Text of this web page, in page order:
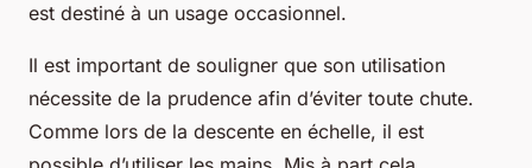
est destiné à un usage occasionnel.
Il est important de souligner que son utilisation
nécessite de la prudence afin d’éviter toute chute.
Comme lors de la descente en échelle, il est